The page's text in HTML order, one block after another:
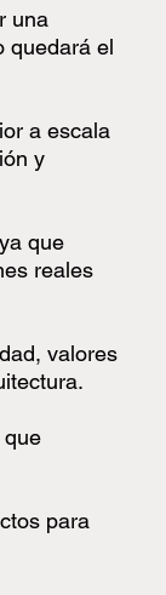
una
quedará el
a escala
y
que
reales
valores
para